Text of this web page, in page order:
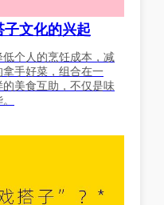
文化的兴起
个人的烹饪成本，减
手好菜，组合在一
美食互助，不仅是味